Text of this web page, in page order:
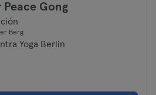
Peace Gong
Berg
Yoga Berlin